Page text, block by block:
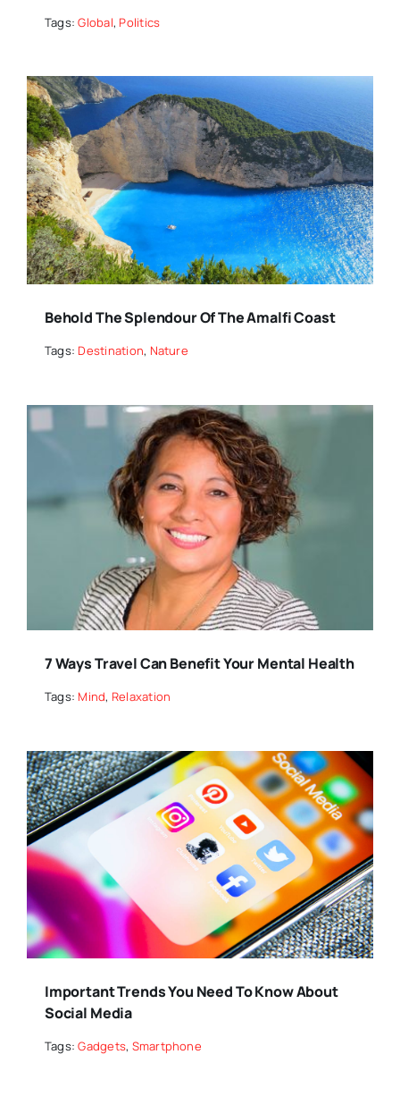
Tags:Global, Politics
Behold The Splendour Of The Amalfi Coast
Tags: Destination, Nature
7 Ways Travel Can Benefit Your Mental Health
Tags: Mind, Relaxation
Important Trends You Need To Know About
Social Media
Tags:Gadgets, Smartphone